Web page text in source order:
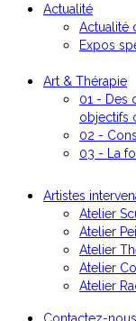
Actualité
Actualité
Expos
Art & Thérapie
01 - Des
objectifs
02 -
03 - La
Artistes
Atelier
Atelier
Atelier
Atelier
Atelier
Contactez-nous